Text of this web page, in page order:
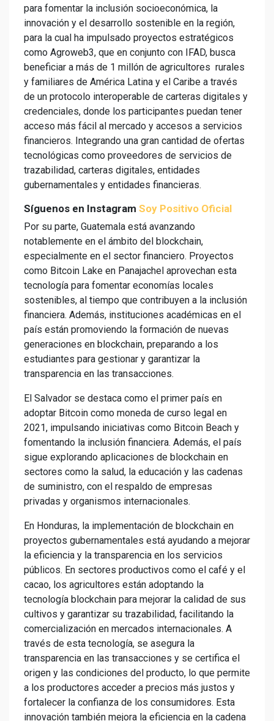
para fomentar la inclusión socioeconómica, la
innovación y el desarrollo sostenible en la región,
para la cual ha impulsado proyectos estratégicos
como Agroweb3, que en conjunto con IFAD, busca
beneficiar a más de 1 millón de agricultores rurales
y familiares de América Latina y el Caribe a través
de un protocolo interoperable de carteras digitales y
credenciales, donde los participantes puedan tener
acceso más fácil al mercado y accesos a servicios
financieros. Integrando una gran cantidad de ofertas
tecnológicas como proveedores de servicios de
trazabilidad, carteras digitales, entidades
gubernamentales y entidades financieras.
Síguenos en Instagram Soy Positivo Oficial
Por su parte, Guatemala está avanzando
notablemente en el ámbito del blockchain,
especialmente en el sector financiero. Proyectos
como Bitcoin Lake en Panajachel aprovechan esta
tecnología para fomentar economías locales
sostenibles, al tiempo que contribuyen a la inclusión
financiera. Además, instituciones académicas en el
país están promoviendo la formación de nuevas
generaciones en blockchain, preparando a los
estudiantes para gestionar y garantizar la
transparencia en las transacciones.
El Salvador se destaca como el primer país en
adoptar Bitcoin como moneda de curso legal en
2021, impulsando iniciativas como Bitcoin Beach y
fomentando la inclusión financiera. Además, el país
sigue explorando aplicaciones de blockchain en
sectores como la salud, la educación y las cadenas
de suministro, con el respaldo de empresas
privadas y organismos internacionales.
En Honduras, la implementación de blockchain en
proyectos gubernamentales está ayudando a mejorar
la eficiencia y la transparencia en los servicios
públicos. En sectores productivos como el café y el
cacao, los agricultores están adoptando la
tecnología blockchain para mejorar la calidad de sus
cultivos y garantizar su trazabilidad, facilitando la
comercialización en mercados internacionales. A
través de esta tecnología, se asegura la
transparencia en las transacciones y se certifica el
origen y las condiciones del producto, lo que permite
a los productores acceder a precios más justos y
fortalecer la confianza de los consumidores. Esta
innovación también mejora la eficiencia en la cadena